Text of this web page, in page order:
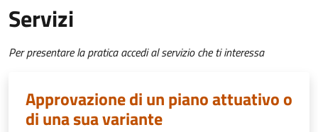
Servizi
Per presentare la pratica accedi al servizio che ti interessa
Approvazione di un piano attuativo o
di una sua variante